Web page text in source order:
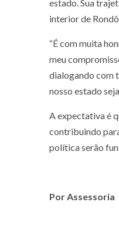
estado. Sua
interior de
“É com muita
meu
dialogando com
nosso estado
A expectativa é
contribuindo
política serão
Por Assessoria